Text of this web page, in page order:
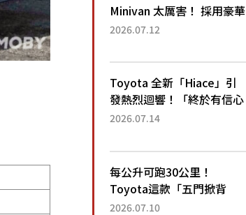
Minivan 太厲害！ 採用豪華
「真皮座椅」與專屬「黑色
公里，兼具優異節能表現與
舒適「三...
2026.07.12
Toyota 全新「Hiace」引
發熱烈迴響！「終於有信心
下訂了！」「哪個等級交車
後竟然還要等「超過半年」
才能交車？...
2026.07.14
每公升可跑30公里！
Toyota這款「五門掀背
車」真的很厲害！ 擁有全
2026.07.10